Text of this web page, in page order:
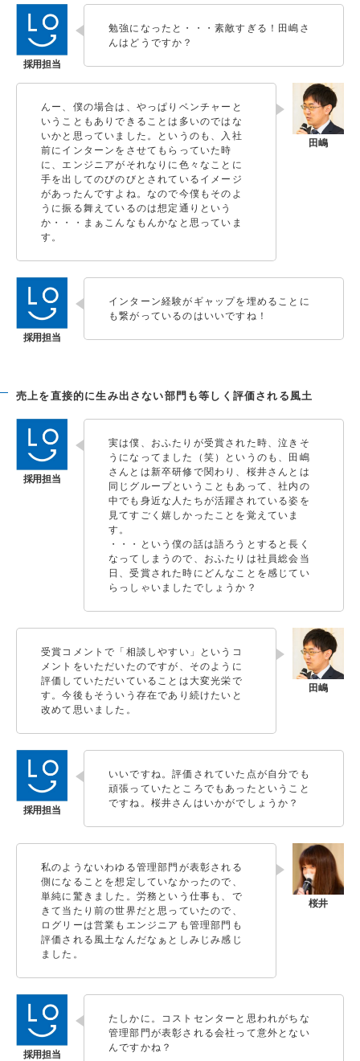
勉強になったと・・・素敵すぎる！田嶋さ
んはどうですか？
んー、僕の場合は、やっぱりベンチャーと
いうこともありできることは多いのではな
いかと思っていました。というのも、入社
前にインターンをさせてもらっていた時
に、エンジニアがそれなりに色々なことに
手を出してのびのびとされているイメージ
があったんですよね。なので今僕もそのよ
うに振る舞えているのは想定通りという
か・・・まぁこんなもんかなと思っていま
す。
インターン経験がギャップを埋めることに
も繋がっているのはいいですね！
売上を直接的に生み出さない部門も等しく評価される風土
実は僕、おふたりが受賞された時、泣きそ
うになってました（笑）というのも、田嶋
さんとは新卒研修で関わり、桜井さんとは
同じグループということもあって、社内の
中でも身近な人たちが活躍されている姿を
見てすごく嬉しかったことを覚えていま
す。
・・・という僕の話は語ろうとすると長く
なってしまうので、おふたりは社員総会当
日、受賞された時にどんなことを感じてい
らっしゃいましたでしょうか？
受賞コメントで「相談しやすい」というコ
メントをいただいたのですが、そのように
評価していただいていることは大変光栄で
す。今後もそういう存在であり続けたいと
改めて思いました。
いいですね。評価されていた点が自分でも
頑張っていたところでもあったということ
ですね。桜井さんはいかがでしょうか？
私のようないわゆる管理部門が表彰される
側になることを想定していなかったので、
単純に驚きました。労務という仕事も、で
きて当たり前の世界だと思っていたので、
ログリーは営業もエンジニアも管理部門も
評価される風土なんだなぁとしみじみ感じ
ました。
たしかに。コストセンターと思われがちな
管理部門が表彰される会社って意外とない
んですかね？